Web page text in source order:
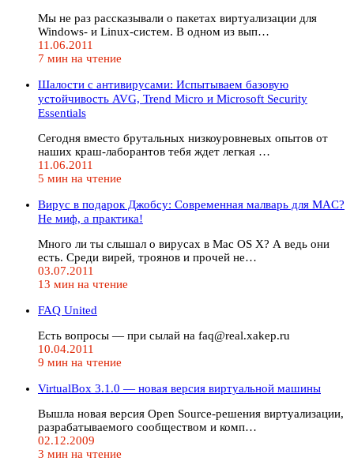
Мы не раз рассказывали о пакетах виртуализации для
Windows- и Linux-систем. В одном из вып…
11.06.2011
7 мин на чтение
Шалости с антивирусами: Испытываем базовую
устойчивость AVG, Trend Micro и Microsoft Security
Essentials
Сегодня вместо брутальных низкоуровневых опытов от
наших краш-лаборантов тебя ждет легкая …
11.06.2011
5 мин на чтение
Вирус в подарок Джобсу: Современная малварь для MAC?
Не миф, а практика!
Много ли ты слышал о вирусах в Mac OS X? А ведь они
есть. Среди вирей, троянов и прочей не…
03.07.2011
13 мин на чтение
FAQ United
Есть вопросы — при сылай на faq@real.xakep.ru
10.04.2011
9 мин на чтение
VirtualBox 3.1.0 — новая версия виртуальной машины
Вышла новая версия Open Source-решения виртуализации,
разрабатываемого сообществом и комп…
02.12.2009
3 мин на чтение